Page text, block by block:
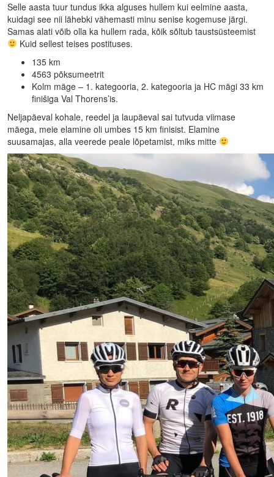
Selle aasta tuur tundus ikka alguses hullem kui eelmine aasta,
kuidagi see nii lähebki vähemasti minu senise kogemuse järgi.
Samas alati võib olla ka hullem rada, kõik sõltub taustsüsteemist
Kuid sellest teises postituses.
135 km
4563 põksumeetrit
Kolm mäge – 1. kategooria, 2. kategooria ja HC mägi 33 km
finišiga Val Thorens’is.
Neljapäeval kohale, reedel ja laupäeval sai tutvuda viimase
mäega, meie elamine oli umbes 15 km finisist. Elamine
suusamajas, alla veerede peale lõpetamist, miks mitte